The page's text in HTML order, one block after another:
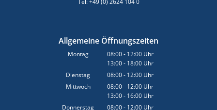
Allgemeine Öffnungszeiten
Montag 08:00- 12:00 Uhr
Von 08:00 bis 12:00 Uhr
13:00- 18:00 Uhr
Von 13:00 bis 18:00 Uhr
Dienstag 08:00- 12:00 Uhr
Von 08:00 bis 12:00 Uhr
Mittwoch 08:00- 12:00 Uhr
Von 08:00 bis 12:00 Uhr
13:00- 16:00 Uhr
Von 13:00 bis 16:00 Uhr
Donnerstag 08:00- 12:00 Uhr